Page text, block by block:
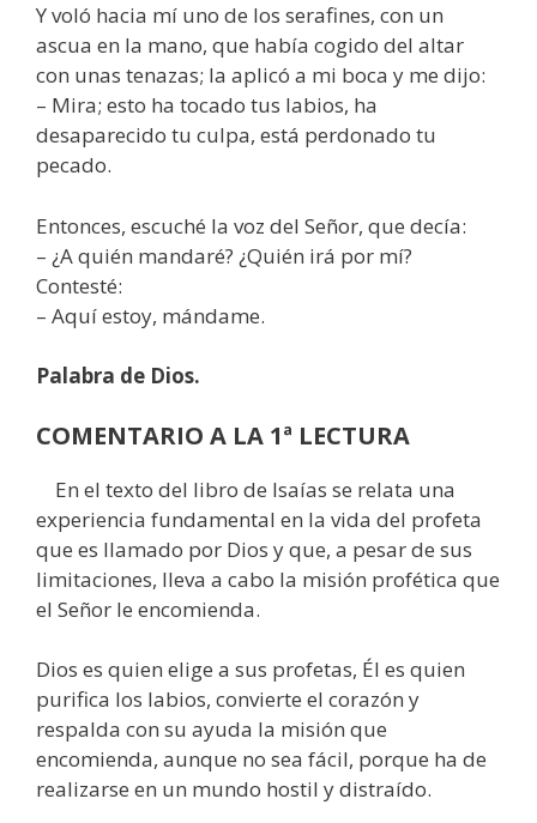
Y voló hacia mí uno de los serafines, con un
ascua en la mano, que había cogido del altar
con unas tenazas; la aplicó a mi boca y me dijo:
– Mira; esto ha tocado tus labios, ha
desaparecido tu culpa, está perdonado tu
pecado.
Entonces, escuché la voz del Señor, que decía:
– ¿A quién mandaré? ¿Quién irá por mí?
Contesté:
– Aquí estoy, mándame.
Palabra de Dios.
COMENTARIO A LA 1ª LECTURA
En el texto del libro de Isaías se relata una
experiencia fundamental en la vida del profeta
que es llamado por Dios y que, a pesar de sus
limitaciones, lleva a cabo la misión profética que
el Señor le encomienda.
Dios es quien elige a sus profetas, Él es quien
purifica los labios, convierte el corazón y
respalda con su ayuda la misión que
encomienda, aunque no sea fácil, porque ha de
realizarse en un mundo hostil y distraído.